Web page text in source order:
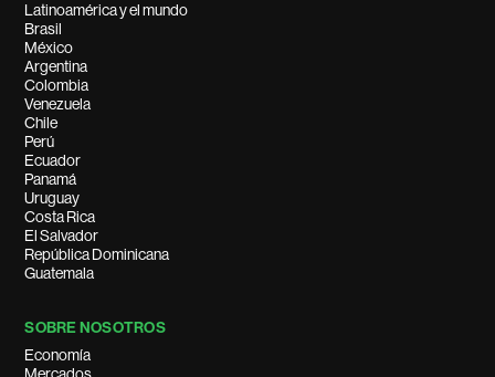
Latinoamérica y el mundo
Brasil
México
Argentina
Colombia
Venezuela
Chile
Perú
Ecuador
Panamá
Uruguay
Costa Rica
El Salvador
República Dominicana
Guatemala
SOBRE NOSOTROS
Economía